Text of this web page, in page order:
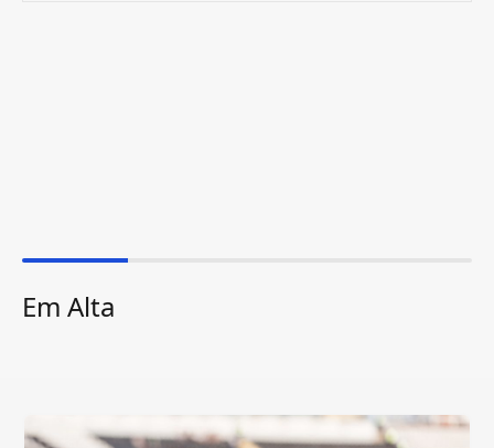
Em Alta